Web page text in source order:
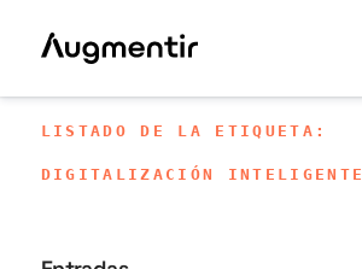
LISTADO DE LA ETIQUETA:
DIGITALIZACIÓN INTELIGENTE